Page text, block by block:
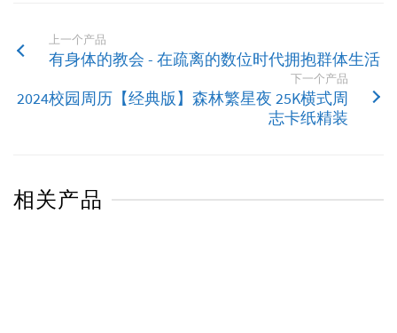
上一个产品
有身体的教会 - 在疏离的数位时代拥抱群体生活
下一个产品
2024校园周历【经典版】森林繁星夜 25K横式周
志卡纸精装
相关产品